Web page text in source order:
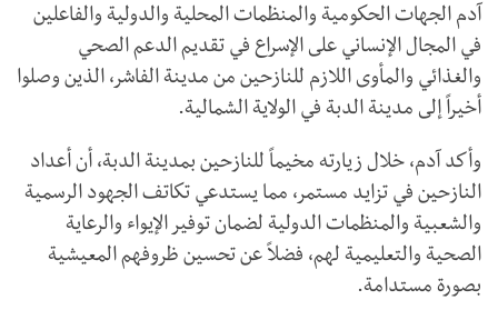
آدم الجهات الحكومية والمنظمات المحلية والدولية والفاعلين
في المجال الإنساني على الإسراع في تقديم الدعم الصحي
والغذائي والمأوى اللازم للنازحين من مدينة الفاشر، الذين وصلوا
أخيراً إلى مدينة الدبة في الولاية الشمالية.
وأكد آدم، خلال زيارته مخيماً للنازحين بمدينة الدبة، أن أعداد
النازحين في تزايد مستمر، مما يستدعي تكاتف الجهود الرسمية
والشعبية والمنظمات الدولية لضمان توفير الإيواء والرعاية
الصحية والتعليمية لهم، فضلاً عن تحسين ظروفهم المعيشية
بصورة مستدامة.